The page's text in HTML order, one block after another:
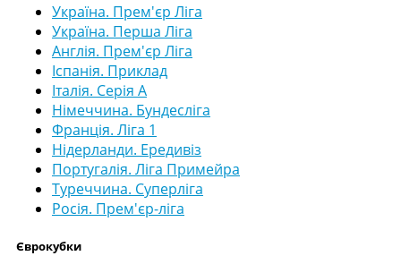
Україна. Прем'єр Ліга
Україна. Перша Ліга
Англія. Прем'єр Ліга
Іспанія. Приклад
Італія. Серія А
Німеччина. Бундесліга
Франція. Ліга 1
Нідерланди. Ередивіз
Португалія. Ліга Примейра
Туреччина. Суперліга
Росія. Прем'єр-ліга
Єврокубки